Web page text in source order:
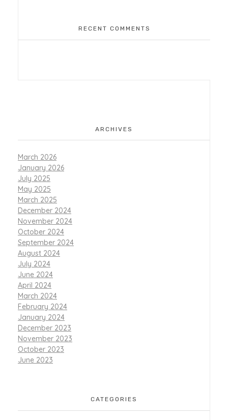
RECENT COMMENTS
ARCHIVES
March 2026
January 2026
July 2025
May 2025
March 2025
December 2024
November 2024
October 2024
September 2024
August 2024
July 2024
June 2024
April 2024
March 2024
February 2024
January 2024
December 2023
November 2023
October 2023
June 2023
CATEGORIES